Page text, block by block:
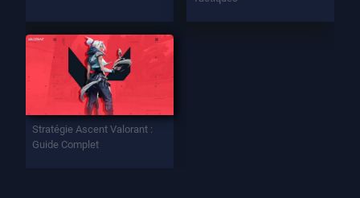
Stratégie Ascent Valorant :
Guide Complet